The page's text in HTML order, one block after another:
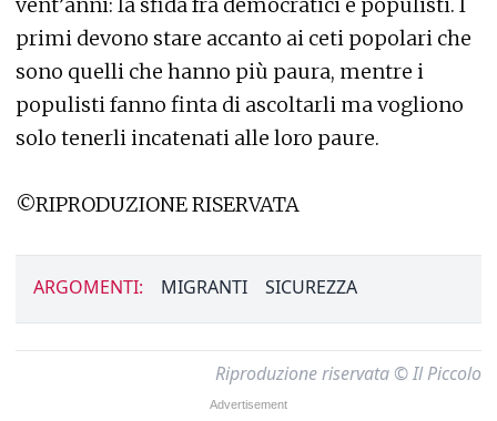
primi devono stare accanto ai ceti popolari che
sono quelli che hanno più paura, mentre i
populisti fanno finta di ascoltarli ma vogliono
solo tenerli incatenati alle loro paure.
©RIPRODUZIONE RISERVATA
ARGOMENTI: MIGRANTI SICUREZZA
Riproduzione riservata © Il Piccolo